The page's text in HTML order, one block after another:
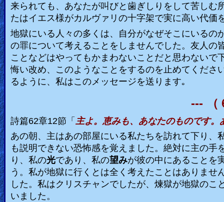
来られても、あなたが叫びと歯ぎしりをして苦し
たはイエス様がカルヴァリの十字架で実に高い代
地獄にいる人々の多くは、自分がなぜそこにいる
の罪について考えることをしませんでした。友人
ことなどはやってもかまわないことだと思わない
悔い改め、このようなことをするのを止めてくだ
るように、私はこのメッセージを送ります｡
---
詩篇62章12節「 主よ。恵みも、あなたのものです
あの朝、主はあの部屋にいる私たちを訪れて下り
も説明できない恐怖感を覚えました。絶対に主の
り、私の光であり、私の望みが彼の中にあることを
う。私が地獄に行くとは全く考えたことはありま
した。私はクリスチャンでしたが、煉獄が地獄の
いました。